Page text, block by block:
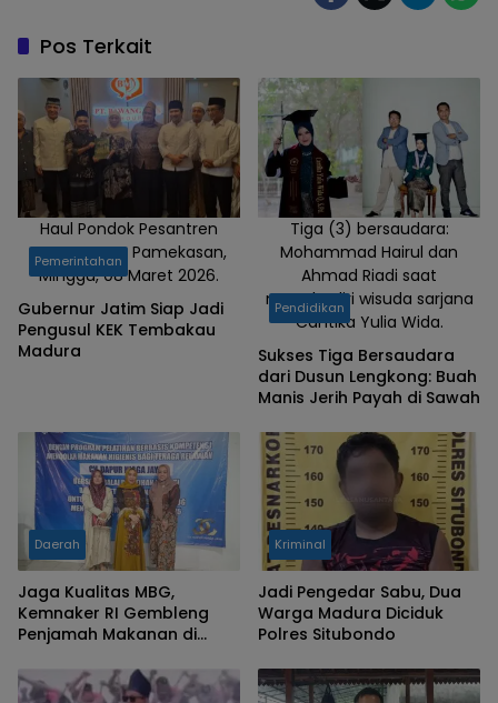
Pos Terkait
Haul Pondok Pesantren
Banyuanyar, Pamekasan,
Minggu, 08 Maret 2026.
Pemerintahan
Gubernur Jatim Siap Jadi
Pengusul KEK Tembakau
Madura
Tiga (3) bersaudara:
Mohammad Hairul dan
Ahmad Riadi saat
menghadiri wisuda sarjana
Cantika Yulia Wida.
Pendidikan
Sukses Tiga Bersaudara
dari Dusun Lengkong: Buah
Manis Jerih Payah di Sawah
Daerah
Jaga Kualitas MBG,
Kemnaker RI Gembleng
Penjamah Makanan di
Kriminal
Jadi Pengedar Sabu, Dua
Warga Madura Diciduk
Polres Situbondo